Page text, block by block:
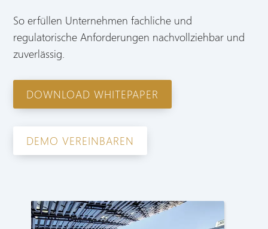
So erfüllen Unternehmen fachliche und
regulatorische Anforderungen nachvollziehbar und
zuverlässig.
DOWNLOAD WHITEPAPER
DEMO VEREINBAREN